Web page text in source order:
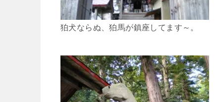
狛犬ならぬ、狛馬が鎮座してます～。